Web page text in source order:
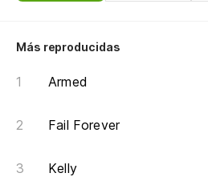
Más reproducidas
Armed
Fail Forever
Kelly